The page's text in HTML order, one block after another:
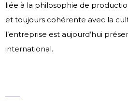
liée à la philosophie de
et toujours cohérente avec la
l’entreprise est aujourd’hui
international.